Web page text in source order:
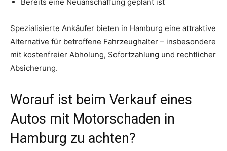
Spezialisierte Ankäufer bieten in Hamburg eine attraktive
Alternative für betroffene Fahrzeughalter – insbesondere
mit kostenfreier Abholung, Sofortzahlung und rechtlicher
Absicherung.
Worauf ist beim Verkauf eines
Autos mit Motorschaden in
Hamburg zu achten?